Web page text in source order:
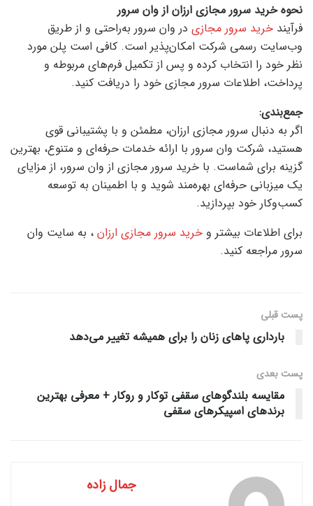
نحوه خرید سرور مجازی ارزان از وان سرور
فرآیند خرید سرور مجازی در وان سرور به‌راحتی و از طریق
وب‌سایت رسمی شرکت امکان‌پذیر است. کافی است پلن مورد
نظر خود را انتخاب کرده و پس از تکمیل فرم‌های مربوطه و
پرداخت، اطلاعات سرور مجازی خود را دریافت کنید.
جمع‌بندی:
اگر به دنبال سرور مجازی ارزان، مطمئن و با پشتیبانی قوی
هستید، شرکت وان سرور با ارائه خدمات حرفه‌ای و متنوع، بهترین
گزینه برای شماست. با خرید سرور مجازی از وان سرور، از مزایای
یک میزبانی حرفه‌ای بهره‌مند شوید و با اطمینان به توسعه
کسب‌وکار خود بپردازید.
برای اطلاعات بیشتر و خرید سرور مجازی ارزان ، به سایت وان
سرور مراجعه کنید.
پست قبلی
بارداری پاهای زنان را برای همیشه تغییر می‌دهد
پست‌ بعدی
مقایسه بلندگوهای سقفی توکار و روکار + معرفی بهترین
برندهای اسپیکرهای سقفی
جمال زاده